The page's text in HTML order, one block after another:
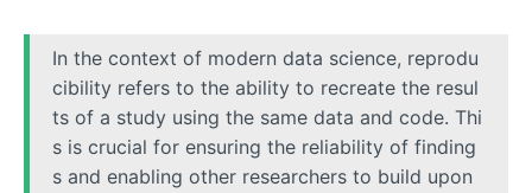
In the context of modern data science, reprodu
cibility refers to the ability to recreate the resul
ts of a study using the same data and code. Thi
s is crucial for ensuring the reliability of finding
s and enabling other researchers to build upon